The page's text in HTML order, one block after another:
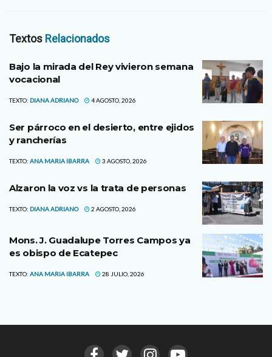
Textos Relacionados
Bajo la mirada del Rey vivieron semana
vocacional
TEXTO: DIANA ADRIANO 4 AGOSTO, 2026
Ser párroco en el desierto, entre ejidos
y rancherías
TEXTO: ANA MARIA IBARRA 3 AGOSTO, 2026
Alzaron la voz vs la trata de personas
TEXTO: DIANA ADRIANO 2 AGOSTO, 2026
Mons. J. Guadalupe Torres Campos ya
es obispo de Ecatepec
TEXTO: ANA MARIA IBARRA 28 JULIO, 2026